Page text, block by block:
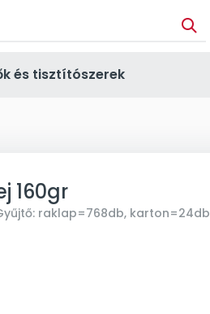
és tisztítószerek
160gr
raklap=768db, karton=24db